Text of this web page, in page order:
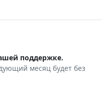
поддержке.
месяц будет без